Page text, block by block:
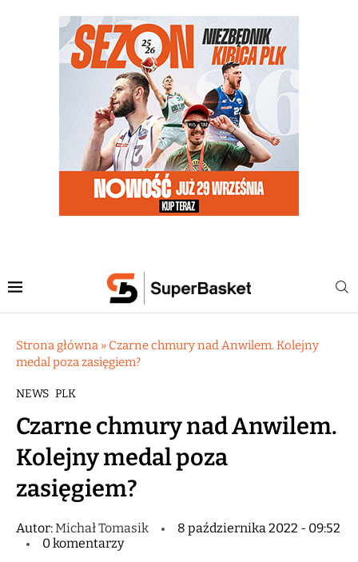
Strona główna » Czarne chmury nad Anwilem. Kolejny
medal poza zasięgiem?
NEWS PLK
Czarne chmury nad Anwilem.
Kolejny medal poza
zasięgiem?
Autor:Michał Tomasik
8 października 2022 - 09:52
0 komentarzy